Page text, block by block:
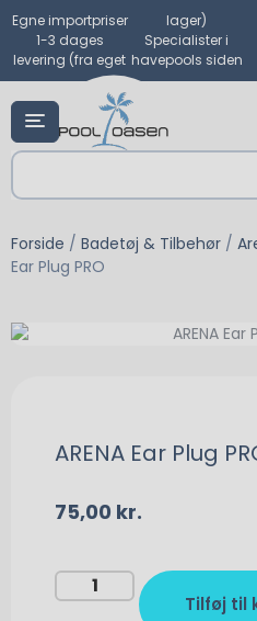
Egne importpriser
1-3 dages
levering (fra eget
lager)
Specialister i
havepools siden
Forside / Badetøj & Tilbehør /
Ear Plug PRO
ARENA Ear Plug
75,00 kr.
Tilføj til